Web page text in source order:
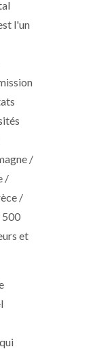
l'un
/
/
/
500
et